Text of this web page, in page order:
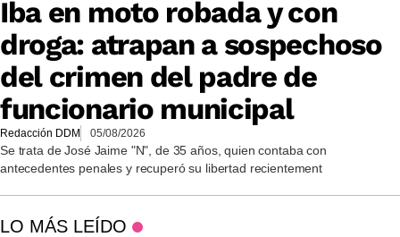
Iba en moto robada y con
droga: atrapan a sospechoso
del crimen del padre de
funcionario municipal
Redacción DDM 05/08/2026
Se trata de José Jaime "N", de 35 años, quien contaba con
antecedentes penales y recuperó su libertad recientement
LO MÁS LEÍDO